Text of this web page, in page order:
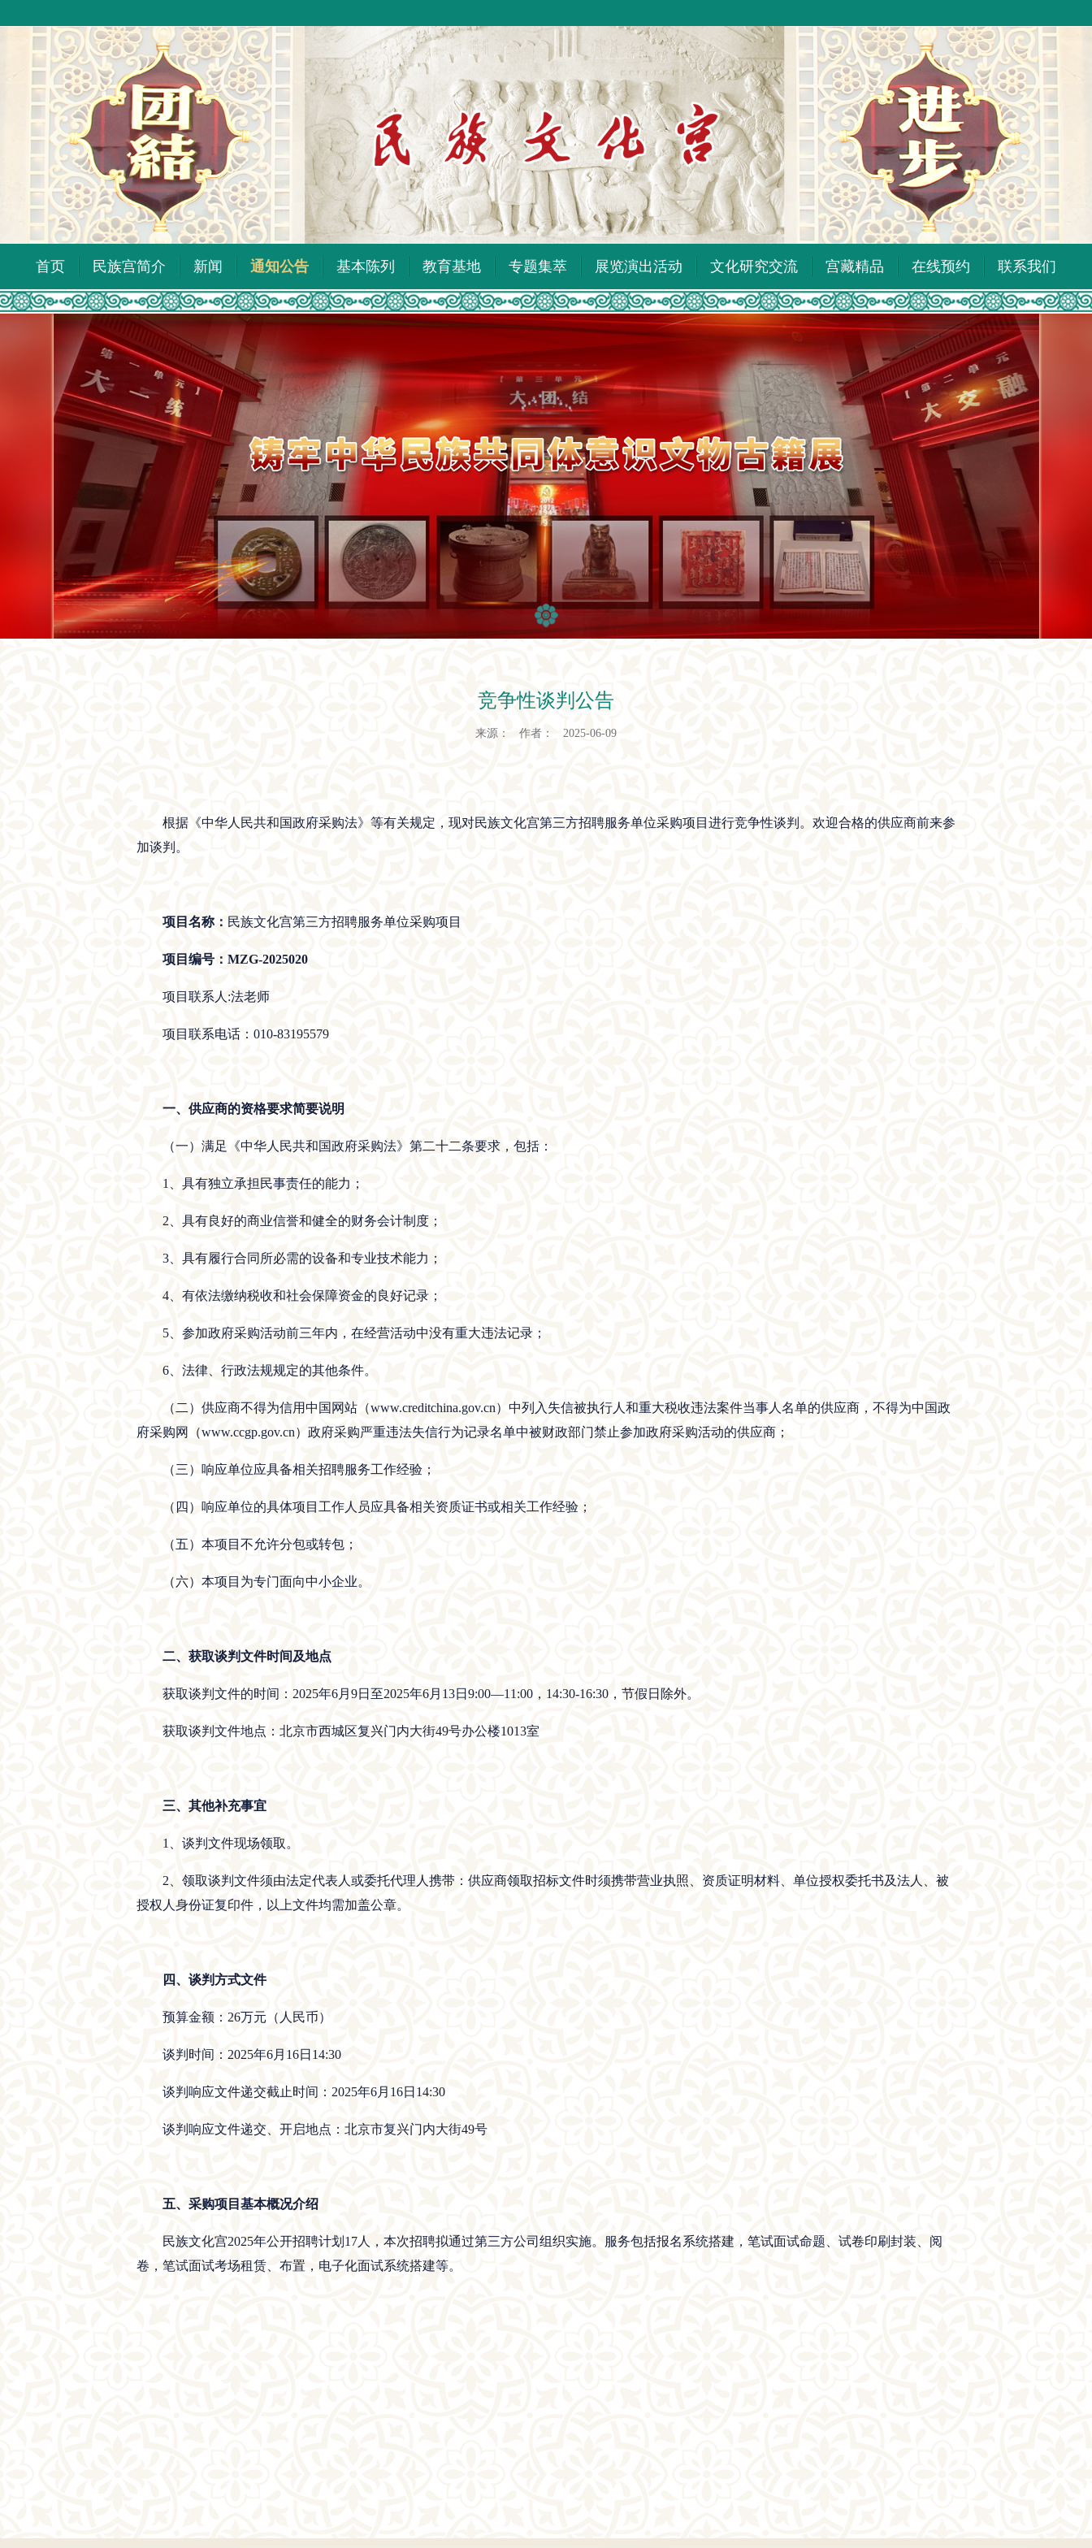
首页 民族宫简介 新闻 通知公告 基本陈列 教育基地 专题集萃 展览演出活动 文化研究交流 宫藏精品 在线预约 联系我们
竞争性谈判公告
来源： 作者： 2025-06-09
根据《中华人民共和国政府采购法》等有关规定，现对民族文化宫第三方招聘服务单位采购项目进行竞争性谈判。欢迎合格的供应商前来参
加谈判。
项目名称： 民族文化宫第三方招聘服务单位采购项目
项目编号：MZG-2025020
项目联系人:法老师
项目联系电话：010-83195579
一、供应商的资格要求简要说明
（一）满足《中华人民共和国政府采购法》第二十二条要求，包括：
1、具有独立承担民事责任的能力；
2、具有良好的商业信誉和健全的财务会计制度；
3、具有履行合同所必需的设备和专业技术能力；
4、有依法缴纳税收和社会保障资金的良好记录；
5、参加政府采购活动前三年内，在经营活动中没有重大违法记录；
6、法律、行政法规规定的其他条件。
（二）供应商不得为信用中国网站（www.creditchina.gov.cn）中列入失信被执行人和重大税收违法案件当事人名单的供应商，不得为中国政
府采购网（www.ccgp.gov.cn）政府采购严重违法失信行为记录名单中被财政部门禁止参加政府采购活动的供应商；
（三）响应单位应具备相关招聘服务工作经验；
（四）响应单位的具体项目工作人员应具备相关资质证书或相关工作经验；
（五）本项目不允许分包或转包；
（六）本项目为专门面向中小企业。
二、获取谈判文件时间及地点
获取谈判文件的时间：2025年6月9日至2025年6月13日9:00—11:00，14:30-16:30，节假日除外。
获取谈判文件地点：北京市西城区复兴门内大街49号办公楼1013室
三、其他补充事宜
1、谈判文件现场领取。
2、领取谈判文件须由法定代表人或委托代理人携带：供应商领取招标文件时须携带营业执照、资质证明材料、单位授权委托书及法人、被
授权人身份证复印件，以上文件均需加盖公章。
四、谈判方式文件
预算金额：26万元（人民币）
谈判时间：2025年6月16日14:30
谈判响应文件递交截止时间：2025年6月16日14:30
谈判响应文件递交、开启地点：北京市复兴门内大街49号
五、采购项目基本概况介绍
民族文化宫2025年公开招聘计划17人，本次招聘拟通过第三方公司组织实施。服务包括报名系统搭建，笔试面试命题、试卷印刷封装、阅
卷，笔试面试考场租赁、布置，电子化面试系统搭建等。